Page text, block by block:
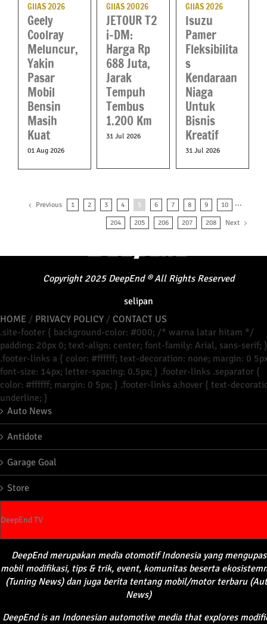
GIIAS 2026
Geely
Coolray
Meluncur,
Yakin
Pasar
Mobil
Bensin
Masih
Kuat
01 Aug 2026
GIIAS 20026
JETOUR T2
i-DM:
Harga Rp
688 Juta,
Jarak
Tempuh
Tembus
1.200 Km
31 Jul 2026
GIIAS 2026
Isuzu
Pamer
Fleksibilita
s
Kendaraan
Niaga
Untuk
Bisnis
Kreatif
31 Jul 2026
Previous 1 2 3 4 5 6 7 8 9 10
···
204
205 206 207 208 Next
Copyright 2025 DeepEnd®All Rights Reserved
selipan
HOME / PRIVACY POLICY / CONTACT US
.site-footer { background-color: #000; /* warna latar hitam */
padding: 20px 0; text-align: center; font-family: Arial, sans-serif; }
.footer-links a { color: #ffffff; text-decoration: none; margin: 0
font-size: 14px; letter-spacing: 0.5px; } .footer-links .separator {
color: #ffffff; margin: 0 5px; } .footer-links a:hover { text-
underline; }
Auto News
Antidote
Garage Goal
Store
DeepEnd TV
DeepEnd merupakanmedia otomotifIndonesia yangmengupas
mobil modifikasi, tips & trik, event, komunitas beserta
(Tuning News) dan juga berita tentang mobil/motor terbaru
News)
DeepEndis an Indonesian automotive media that explores